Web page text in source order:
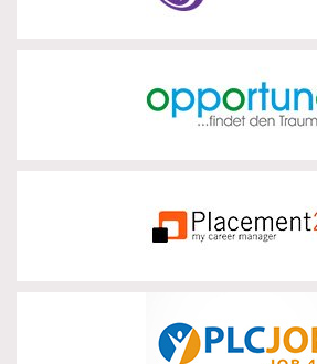
Opportuno
zur Partnerseite
Placement24
zur Partnerseite
PLCJOB
zur Partnerseite